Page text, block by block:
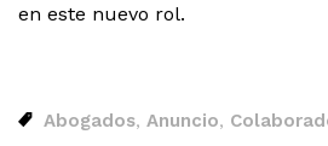
en este nuevo rol.
Abogados, Anuncio,